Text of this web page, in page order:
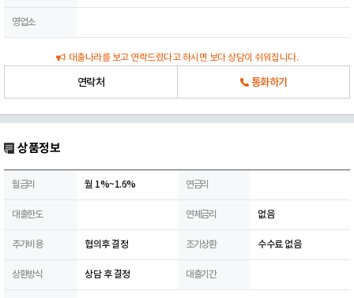
영업소
대출나라를 보고 연락드렸다고 하시면 보다 상담이 쉬워집니다.
연락처 통화하기
상품정보
월금리 월 1%~1.6% 연금리
대출한도 연체금리 없음
추가비용 협의후 결정 조기상환 수수료 없음
상환방식 상담 후 결정 대출기간